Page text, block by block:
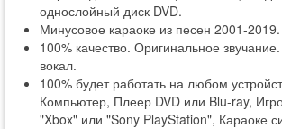
однослойный диск DVD.
Минусовое караоке из песен 2001-2019.
100% качество. Оригинальное
вокал.
100% будет работать на любом
Компьютер, Плеер DVD или Blu-ray,
"Xbox" или "Sony PlayStation", Караоке